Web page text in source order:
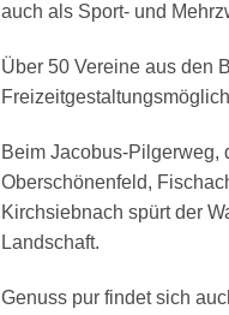
auch als Sport- und
Über 50 Vereine aus den
Beim Jacobus-Pilgerweg,
Oberschönenfeld,
Kirchsiebnach spürt der
Landschaft.
Genuss pur findet sich